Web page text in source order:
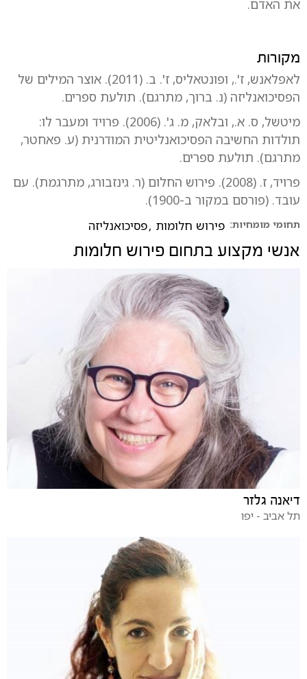
את האדם.
מקורות
לאפלאנש, ז'., ופונטאליס, ז'. ב. (2011). אוצר המילים של
הפסיכואנליזה (נ. ברוך, מתרגם). תולעת ספרים.
מיטשל, ס. א., ובלאק, מ. ג'. (2006). פרויד ומעבר לו:
תולדות החשיבה הפסיכואנליטית המודרנית (ע. פאחטר,
מתרגם). תולעת ספרים.
פרויד, ז. (2008). פירוש החלום (ר. גינזבורג, מתרגמת). עם
עובד. (פורסם במקור ב-1900).
תחומי מומחיות: פירוש חלומות ,פסיכואנליזה
אנשי מקצוע בתחום פירוש חלומות
דיאנה גלזר
תל אביב - יפו